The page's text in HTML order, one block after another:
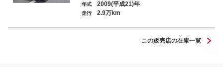
年式 2009(平成21)年
走行 2.9万km
この販売店の在庫一覧